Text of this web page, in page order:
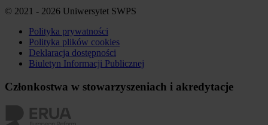
© 2021 - 2026 Uniwersytet SWPS
Polityka prywatności
Polityka plików cookies
Deklaracja dostępności
Biuletyn Informacji Publicznej
Członkostwa w stowarzyszeniach i akredytacje